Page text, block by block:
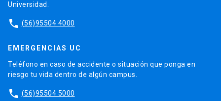
Universidad.
phone (56)95504 4000
EMERGENCIAS UC
Teléfono en caso de accidente o situación que ponga en
riesgo tu vida dentro de algún campus.
phone (56)95504 5000